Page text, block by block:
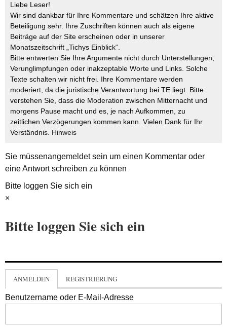
Liebe Leser!
Wir sind dankbar für Ihre Kommentare und schätzen Ihre aktive
Beteiligung sehr. Ihre Zuschriften können auch als eigene
Beiträge auf der Site erscheinen oder in unserer
Monatszeitschrift „Tichys Einblick“.
Bitte entwerten Sie Ihre Argumente nicht durch Unterstellungen,
Verunglimpfungen oder inakzeptable Worte und Links. Solche
Texte schalten wir nicht frei. Ihre Kommentare werden
moderiert, da die juristische Verantwortung bei TE liegt. Bitte
verstehen Sie, dass die Moderation zwischen Mitternacht und
morgens Pause macht und es, je nach Aufkommen, zu
zeitlichen Verzögerungen kommen kann. Vielen Dank für Ihr
Verständnis. Hinweis
Sie müssenangemeldetsein um einen Kommentar oder
eine Antwort schreiben zu können
Bitte loggen Sie sich ein
×
Bitte loggen Sie sich ein
ANMELDEN REGISTRIERUNG
Benutzername oder E-Mail-Adresse